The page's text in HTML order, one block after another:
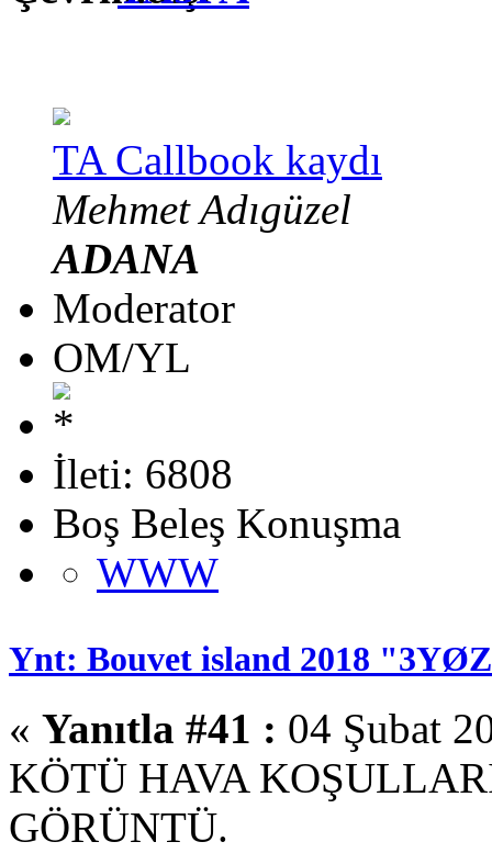
TA Callbook kaydı
Mehmet Adıgüzel
ADANA
Moderator
OM/YL
İleti: 6808
Boş Beleş Konuşma
WWW
Ynt: Bouvet island 2018
« Yanıtla #41 : 04 Şubat
KÖTÜ HAVA
GÖRÜNTÜ.